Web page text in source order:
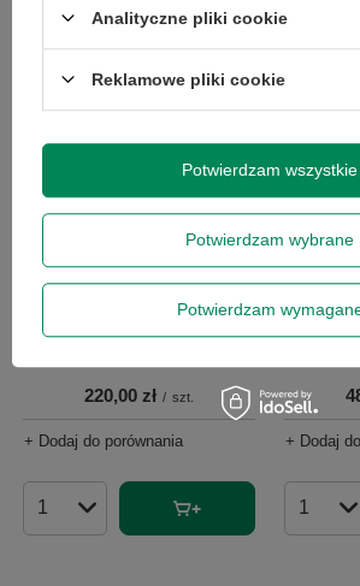
Ilość produktów Ilość
220,00 zł / szt.
+ Dodaj do porównania
Ilość produktów
+ Dodaj
Ilość
Analityczne pliki cookie
Reklamowe pliki cookie
Potwierdzam wybrane
Potwierdzam
Potwierdzam wszystkie